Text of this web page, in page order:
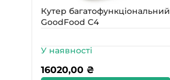
Кутер багатофункціональний
GoodFood С4
У наявності
16020,00 ₴